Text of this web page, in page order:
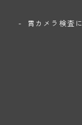
胃カメラ検査